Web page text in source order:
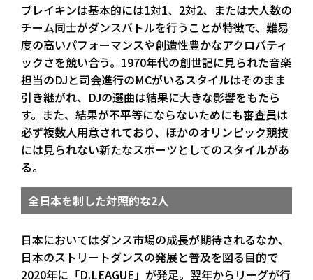
ブレイキンは基本的には1対1、2対2、または大人数の
チーム同士がダンスバトルを行うことが特徴で、難易
度の高いパフォーマンスや創造性豊かなアクロバティ
ックさを競い合う。1970年代の創世記に見られた音楽
担当のDJと司会進行のMCがいるスタイルはそのまま
引き継がれ、DJの選曲は結果に大きな影響をもたら
す。また、結果が不平等にならないためにも審査員は
必ず複数人用意されており、ほかのオリンピック競技
には見られない新たなスポーツとしてのスタイルがあ
る。
全日本を制した対照的な2人
日本においてはダンス市場の成長が期待されるなか、
日本のストリートダンスの発展と普及を図る目的で
2020年に「D.LEAGUE」が発足。翌年からリーグが行